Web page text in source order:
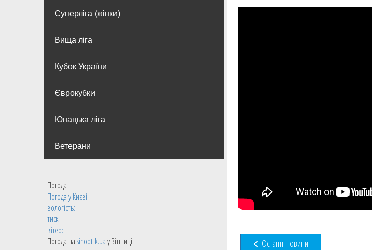
Суперліга (жінки)
Вища лiга
Кубок України
Єврокубки
Юнацька ліга
Ветерани
Погода
Погода уКиєві
вологість:
тиск:
вітер:
Погода наsinoptik.uaу Вінниці Останні новини